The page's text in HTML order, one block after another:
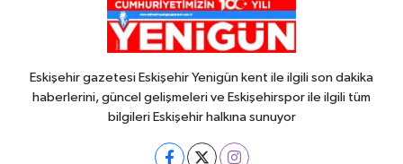
Eskişehir gazetesi Eskişehir Yenigün kent ile ilgili son dakika
haberlerini, güncel gelişmeleri ve Eskişehirspor ile ilgili tüm
bilgileri Eskişehir halkına sunuyor